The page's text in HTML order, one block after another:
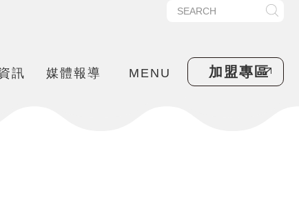
訊 媒體報導 MENU 加盟專區